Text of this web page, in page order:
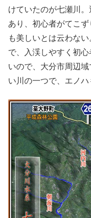
けていたのが七瀬川
あり、初心者がてこ
も美しいとは云わな
で、入渓しやすく初
いので、大分市周辺
い川の一つで、エノハ